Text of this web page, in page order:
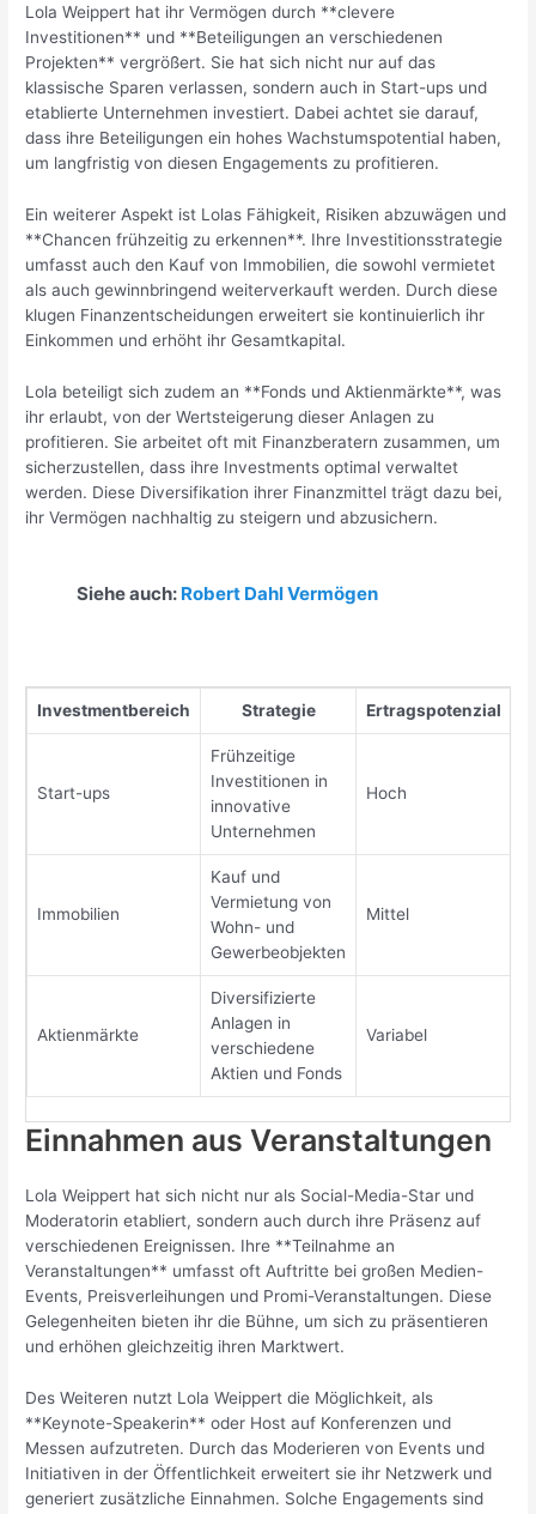
Lola Weippert hat ihr Vermögen durch **clevere
Investitionen** und **Beteiligungen an verschiedenen
Projekten** vergrößert. Sie hat sich nicht nur auf das
klassische Sparen verlassen, sondern auch in Start-ups und
etablierte Unternehmen investiert. Dabei achtet sie darauf,
dass ihre Beteiligungen ein hohes Wachstumspotential haben,
um langfristig von diesen Engagements zu profitieren.
Ein weiterer Aspekt ist Lolas Fähigkeit, Risiken abzuwägen und
**Chancen frühzeitig zu erkennen**. Ihre Investitionsstrategie
umfasst auch den Kauf von Immobilien, die sowohl vermietet
als auch gewinnbringend weiterverkauft werden. Durch diese
klugen Finanzentscheidungen erweitert sie kontinuierlich ihr
Einkommen und erhöht ihr Gesamtkapital.
Lola beteiligt sich zudem an **Fonds und Aktienmärkte**, was
ihr erlaubt, von der Wertsteigerung dieser Anlagen zu
profitieren. Sie arbeitet oft mit Finanzberatern zusammen, um
sicherzustellen, dass ihre Investments optimal verwaltet
werden. Diese Diversifikation ihrer Finanzmittel trägt dazu bei,
ihr Vermögen nachhaltig zu steigern und abzusichern.
Siehe auch: Robert Dahl Vermögen
Investmentbereich Strategie Ertragspotenzial
Start-ups
Frühzeitige
Investitionen in
innovative
Unternehmen
Hoch
Immobilien
Kauf und
Vermietung von
Wohn- und
Gewerbeobjekten
Mittel
Aktienmärkte
Diversifizierte
Anlagen in
verschiedene
Aktien und Fonds
Variabel
Einnahmen aus Veranstaltungen
Lola Weippert hat sich nicht nur als Social-Media-Star und
Moderatorin etabliert, sondern auch durch ihre Präsenz auf
verschiedenen Ereignissen. Ihre **Teilnahme an
Veranstaltungen** umfasst oft Auftritte bei großen Medien-
Events, Preisverleihungen und Promi-Veranstaltungen. Diese
Gelegenheiten bieten ihr die Bühne, um sich zu präsentieren
und erhöhen gleichzeitig ihren Marktwert.
Des Weiteren nutzt Lola Weippert die Möglichkeit, als
**Keynote-Speakerin** oder Host auf Konferenzen und
Messen aufzutreten. Durch das Moderieren von Events und
Initiativen in der Öffentlichkeit erweitert sie ihr Netzwerk und
generiert zusätzliche Einnahmen. Solche Engagements sind